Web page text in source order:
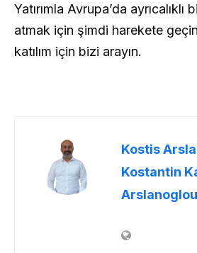
Yatırımla Avrupa’da ayrıcalıklı
atmak için şimdi harekete
katılım için bizi arayın.
Kostis
Kostantin
Arslanoglou